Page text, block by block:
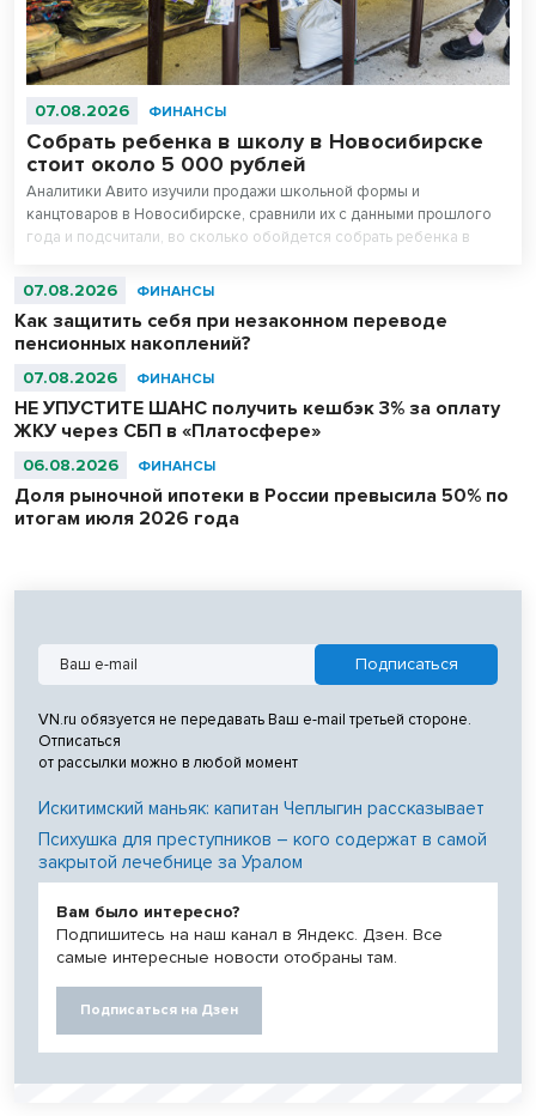
07.08.2026 ФИНАНСЫ
Собрать ребенка в школу в Новосибирске
стоит около 5 000 рублей
Аналитики Авито изучили продажи школьной формы и
канцтоваров в Новосибирске, сравнили их с данными прошлого
года и подсчитали, во сколько обойдется собрать ребенка в
стоит на треть дешевле новой, а канцтовары — в два раза.
07.08.2026 ФИНАНСЫ
Как защитить себя при незаконном переводе
пенсионных накоплений?
07.08.2026 ФИНАНСЫ
НЕ УПУСТИТЕ ШАНС получить кешбэк 3% за оплату
ЖКУ через СБП в «Платосфере»
06.08.2026 ФИНАНСЫ
Доля рыночной ипотеки в России превысила 50% по
итогам июля 2026 года
VN.ru обязуется не передавать Ваш e-mail третьей стороне.
Отписаться
от рассылки можно в любой момент
Искитимский маньяк: капитан Чеплыгин рассказывает
Психушка для преступников – кого содержат в самой
закрытой лечебнице за Уралом
Вам было интересно?
Подпишитесь на наш канал в Яндекс. Дзен. Все
самые интересные новости отобраны там.
Подписаться на Дзен